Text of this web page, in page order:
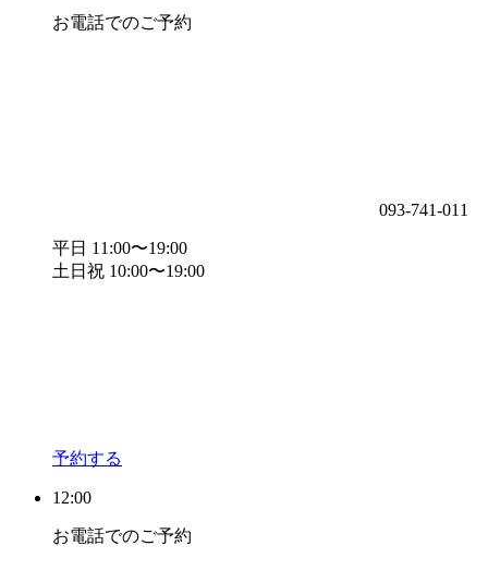
お電話でのご予約
093-741-011
平日 11:00〜19:00
土日祝 10:00〜19:00
予約する
12:00
お電話でのご予約